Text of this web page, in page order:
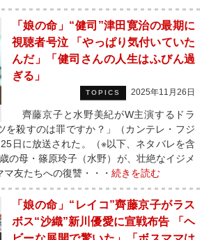
「娘の命」“健司”津田寛治の最期に
視聴者号泣 「やっぱり気付いていた
んだ」「健司さんの人生はふびん過
ぎる」
TOPICS 2025年11月26日
齊藤京子と水野美紀がW主演するドラ
を殺すのは罪ですか？」（カンテレ・フジ
日に放送された。（※以下、ネタバレを含
母・篠原玲子（水野）が、壮絶なイジメ
友たちへの復讐・・・ 続きを読む
「娘の命」“レイコ”齊藤京子がラス
ボス“沙織”新川優愛に宣戦布告 「ヘ